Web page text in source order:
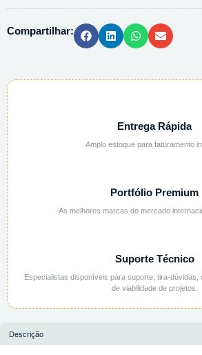
-Compartilhar:
Entrega Rápida
Amplo estoque para faturamento
Portfólio Premium
As melhores marcas do mercado
Suporte Técnico
Especialistas disponíveis para suporte, tira-dúvidas,
de viabilidade de projetos.
Descrição